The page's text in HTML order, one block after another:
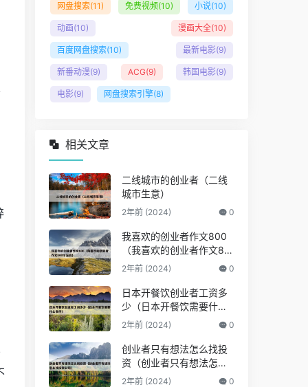
网盘搜索(11) 免费视频(10) 小说(10)
动画(10) 漫画大全(10)
百度网盘搜索(10) 最新电影(9)
新番动漫(9) ACG(9) 韩国电影(9)
电影(9) 网盘搜索引擎(8)
相关文章
二线城市的创业者（二线
城市生意）
2年前 (2024) 0
我喜欢的创业者作文800
（我喜欢的创业者作文80
0字左右）
2年前 (2024) 0
日本开餐饮创业者工资多
少（日本开餐饮需要什么
条件）
2年前 (2024) 0
创业者只有想法怎么找投
资（创业者只有想法怎么
找投资公司）
2年前 (2024) 0